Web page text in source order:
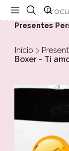
Presentes
Início
Boxer - Ti